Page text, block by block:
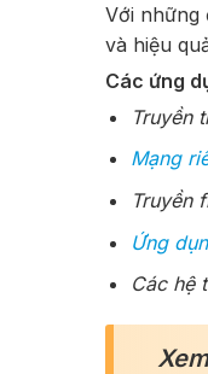
Với những
và hiệu
Các ứng
Truyền
Mạng
Truyền
Ứng
Các hệ